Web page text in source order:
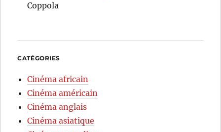
Coppola
CATÉGORIES
Cinéma africain
Cinéma américain
Cinéma anglais
Cinéma asiatique